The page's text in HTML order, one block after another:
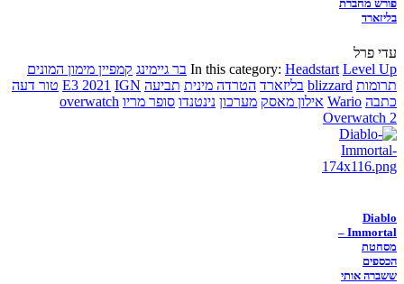
פורש מחברת
בליזארד
עדי פרל
In this category: Headstart Level Up בר גיימינג קמפיין מימון המונים
תרומות blizzard בליזארד הטרדה מינית תביעה E3 2021 IGN
טור דעה
כתבה Wario אילון מאסק מערכון נינטנדו סופר מריו overwatch
Overwatch 2
Diablo
Immortal –
מסחטת
הכספים
ששברה אותי